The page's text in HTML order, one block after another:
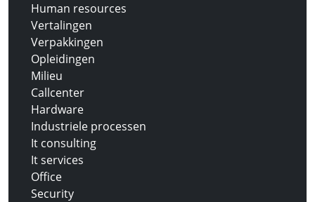
Human resources
Vertalingen
Verpakkingen
Opleidingen
Milieu
Callcenter
Hardware
Industriele processen
It consulting
It services
Office
Security